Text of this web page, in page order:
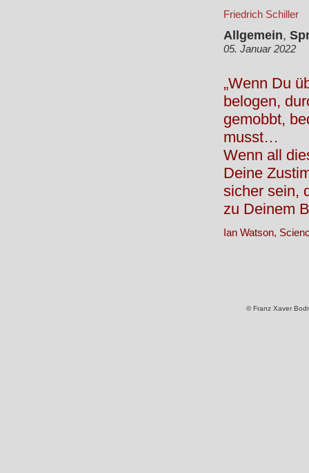
Friedrich Schiller
Allgemein,
05. Januar 2022
„Wenn Du
belogen,
gemobbt,
musst…
Wenn all
Deine
sicher sein,
zu Deinem
Ian Watson,
© Franz Xaver